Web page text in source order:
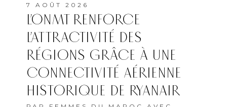
7 AOÛT 2026
L’ONMT RENFORCE
L’ATTRACTIVITÉ DES
RÉGIONS GRÂCE À UNE
CONNECTIVITÉ AÉRIENNE
HISTORIQUE DE RYANAIR